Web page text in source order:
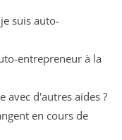
suis auto-
entrepreneur à la
avec d'autres aides ?
en cours de